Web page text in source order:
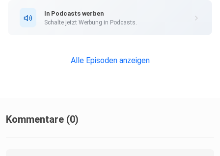
In Podcasts werben
Schalte jetzt Werbung in Podcasts.
Alle Episoden anzeigen
Kommentare (0)